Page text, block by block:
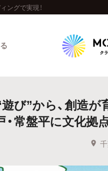
ングで実現！
人気のプロジェクト 新
タグから探す キ
び”から、創造
・常盤平に文化拠